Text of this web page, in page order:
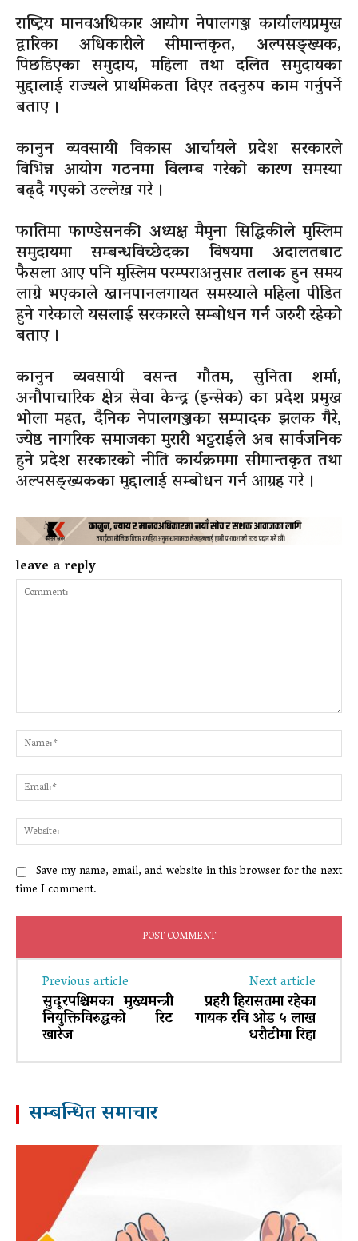
राष्ट्रिय मानवअधिकार आयोग नेपालगञ्ज कार्यालयप्रमुख
द्वारिका अधिकारीले सीमान्तकृत, अल्पसङ्ख्यक,
पिछडिएका समुदाय, महिला तथा दलित समुदायका
मुद्दालाई राज्यले प्राथमिकता दिएर तदनुरुप काम गर्नुपर्ने
बताए ।
कानुन व्यवसायी विकास आर्चायले प्रदेश सरकारले
विभिन्न आयोग गठनमा विलम्ब गरेको कारण समस्या
बढ्दै गएको उल्लेख गरे ।
फातिमा फाण्डेसनकी अध्यक्ष मैमुना सिद्धिकीले मुस्लिम
समुदायमा सम्बन्धविच्छेदका विषयमा अदालतबाट
फैसला आए पनि मुस्लिम परम्पराअनुसार तलाक हुन समय
लाग्ने भएकाले खानपानलगायत समस्याले महिला पीडित
हुने गरेकाले यसलाई सरकारले सम्बोधन गर्न जरुरी रहेको
बताए ।
कानुन व्यवसायी वसन्त गौतम, सुनिता शर्मा,
अनौपाचारिक क्षेत्र सेवा केन्द्र (इन्सेक) का प्रदेश प्रमुख
भोला महत, दैनिक नेपालगञ्जका सम्पादक झलक गैरे,
ज्येष्ठ नागरिक समाजका मुरारी भट्टराईले अब सार्वजनिक
हुने प्रदेश सरकारको नीति कार्यक्रममा सीमान्तकृत तथा
अल्पसङ्ख्यकका मुद्दालाई सम्बोधन गर्न आग्रह गरे ।
leave a reply
Save my name, email, and website in this browser for the next
time I comment.
Previous article
सुदूरपश्चिमका मुख्यमन्त्री
नियुक्तिविरुद्धको रिट
खारेज
Next article
प्रहरी हिरासतमा रहेका
गायक रवि ओड ५ लाख
धरौटीमा रिहा
सम्बन्धित समाचार